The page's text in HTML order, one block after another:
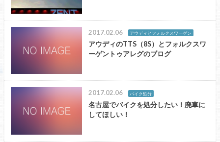
2017.02.06 アウディとフォルクスワーゲン
アウディのTTS（8S）とフォルクスワ
ーゲントゥアレグのブログ
2017.02.06 バイク処分
名古屋でバイクを処分したい！廃車に
してほしい！